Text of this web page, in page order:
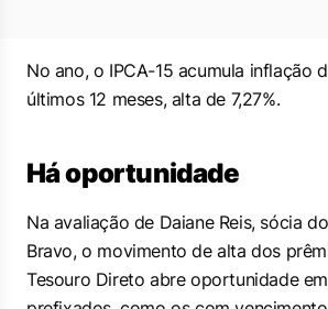
No ano, o IPCA-15 acumula inflação
últimos 12 meses, alta de 7,27%.
Há oportunidade
Na avaliação de Daiane Reis, sócia
Bravo, o movimento de alta dos
Tesouro Direto abre oportunidade